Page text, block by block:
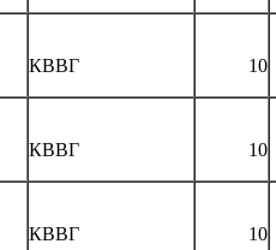
КВВГ 10
КВВГ 10
КВВГ 10